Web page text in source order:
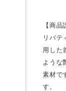
【商品
リバテ
用した
ような
素材で
す。